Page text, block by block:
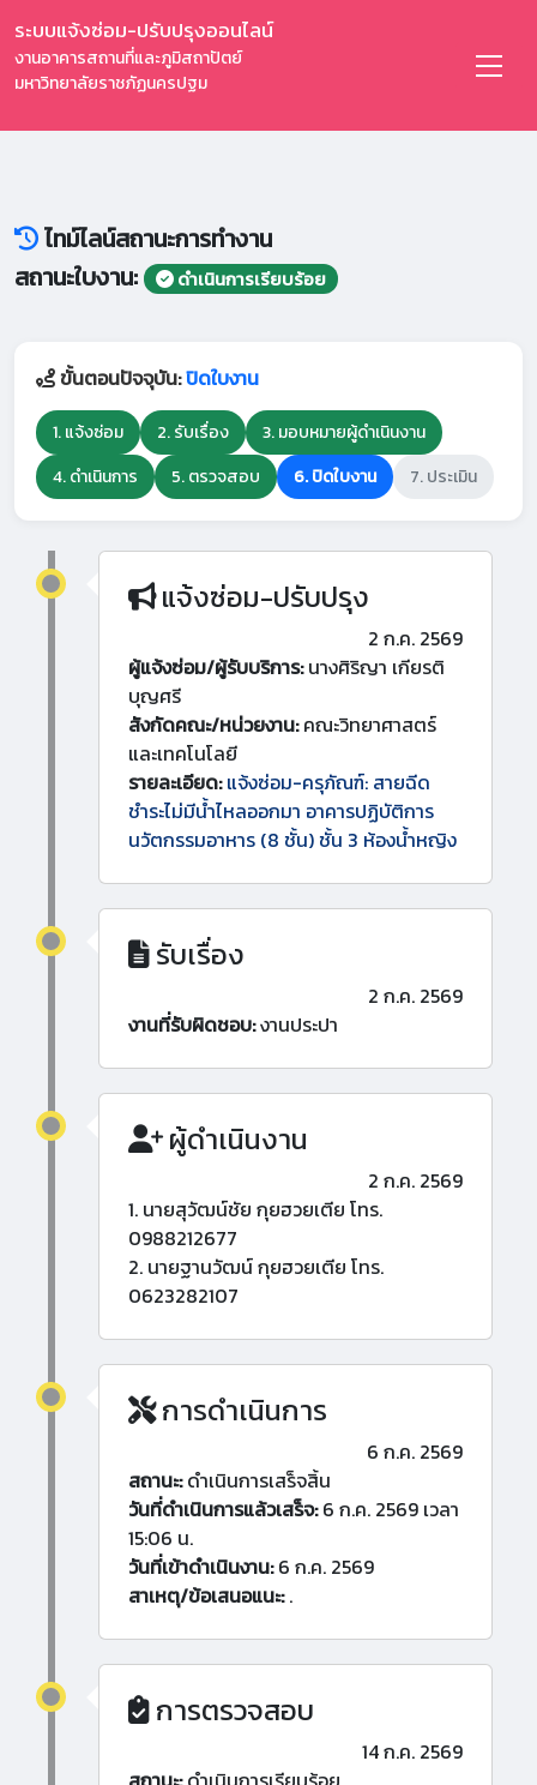
ระบบแจ้งซ่อม-ปรับปรุงออนไลน์
งานอาคารสถานที่และภูมิสถาปัตย์
มหาวิทยาลัยราชภัฏนครปฐม
ไทม์ไลน์สถานะการทำงาน
สถานะใบงาน:
ดำเนินการเรียบร้อย
ขั้นตอนปัจจุบัน:ปิดใบงาน
1. แจ้งซ่อม 2. รับเรื่อง
3. มอบหมายผู้ดำเนินงาน
4. ดำเนินการ
5. ตรวจสอบ 6. ปิดใบงาน 7. ประเมิน
แจ้งซ่อม-ปรับปรุง
2 ก.ค. 2569
ผู้แจ้งซ่อม/ผู้รับบริการ:นางศิริญา เกียรติ
บุญศรี
สังกัดคณะ/หน่วยงาน:คณะวิทยาศาสตร์
และเทคโนโลยี
รายละเอียด: แจ้งซ่อม-ครุภัณฑ์: สายฉีด
ชำระไม่มีน้ำไหลออกมา อาคารปฏิบัติการ
นวัตกรรมอาหาร (8 ชั้น) ชั้น 3 ห้องน้ำหญิง
รับเรื่อง
2 ก.ค. 2569
งานที่รับผิดชอบ:งานประปา
ผู้ดำเนินงาน
2 ก.ค. 2569
1. นายสุวัฒน์ชัย กุยฮวยเตีย โทร.
0988212677
2. นายฐานวัฒน์ กุยฮวยเตีย โทร.
0623282107
การดำเนินการ
6 ก.ค. 2569
สถานะ:ดำเนินการเสร็จสิ้น
วันที่ดำเนินการแล้วเสร็จ:6 ก.ค. 2569 เวลา
15:06 น.
วันที่เข้าดำเนินงาน:6 ก.ค. 2569
สาเหตุ/ข้อเสนอแนะ:.
การตรวจสอบ
14 ก.ค. 2569